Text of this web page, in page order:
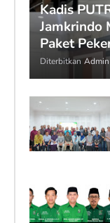
Kadis
Jamkrindo
Paket
Diterbitkan Admin